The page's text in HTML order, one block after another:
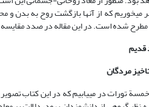
بر می‏خوریم که از آنها بازگشت روح به
شده است. در این مقاله در صدد
قدیم
مردگان
خمسة تورات در می‏یابیم که در این کتاب